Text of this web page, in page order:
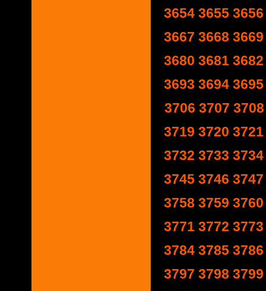
3654 3655 3656
3667 3668 3669
3680 3681 3682
3693 3694 3695
3706 3707 3708
3719 3720 3721
3732 3733 3734
3745 3746 3747
3758 3759 3760
3771 3772 3773
3784 3785 3786
3797 3798 3799